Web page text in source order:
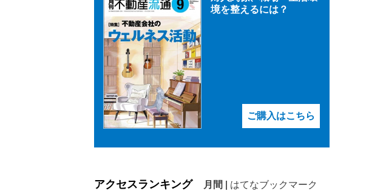
境を整えるには？
ご購入はこちら
アクセスランキング 月間 はてなブックマーク